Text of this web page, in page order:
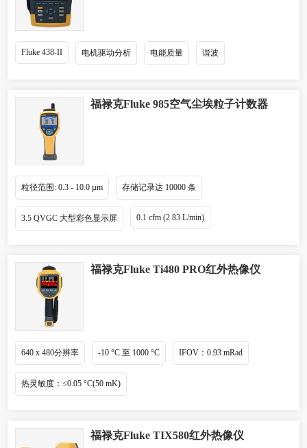
Fluke 438-II 电机驱动分析 电能质量 谐波
福禄克Fluke 985空气尘埃粒子计数器
粒径范围: 0.3 - 10.0 µm 存储记录达 10000 条
3.5 QVGC 大型彩色显示屏 0.1 cfm (2.83 L/min)
福禄克Fluke Ti480 PRO红外热像仪
640 x 480分辨率 -10 °C 至 1000 °C IFOV：0.93 mRad
热灵敏度：≤0.05 °C(50 mK)
福禄克Fluke TIX580红外热像仪